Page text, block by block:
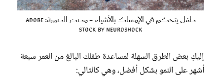
طفل يتحكم في الإمساك بالأشياء - مصدر الصورة: Adobe
Stock by Neuroshock
إليكِ بعض الطرق السهلة لمساعدة طفلك البالغ من العمر سبعة
أشهر على النمو بشكل أفضل، وهي كالتالي: